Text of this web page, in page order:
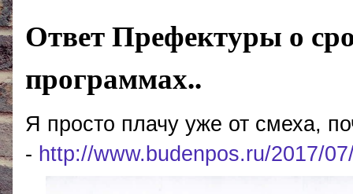
Ответ Префектуры о
программах..
Я просто плачу уже от смеха,
- http://www.budenpos.ru/2017/